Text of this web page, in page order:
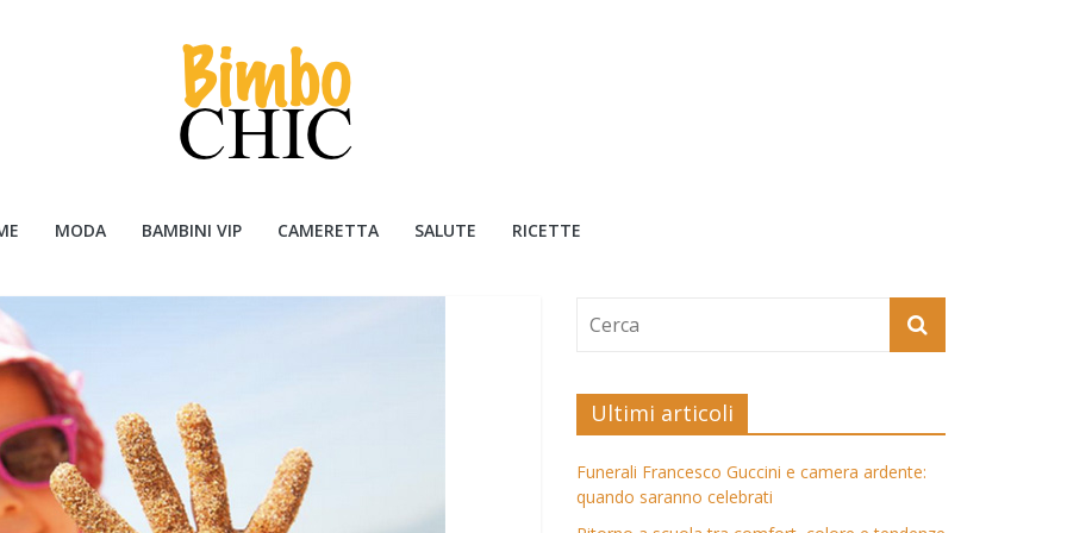
MODA BAMBINI VIP CAMERETTA SALUTE RICETTE
Ultimi articoli
Funerali Francesco Guccini e camera ardente:
quando saranno celebrati